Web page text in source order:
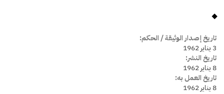
تاريخ إصدار الوثيقة / الحكم:
3 يناير 1962
تاريخ النشر:
8 يناير 1962
تاريخ العمل به:
8 يناير 1962